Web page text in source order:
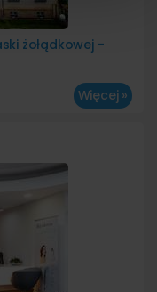
żołądkowej -
Więcej »